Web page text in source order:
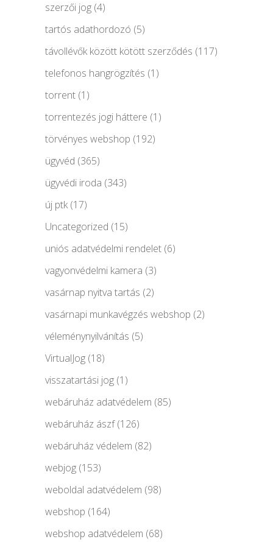
szerzői jog (4)
tartós adathordozó (5)
távollévők között kötött szerződés (117)
telefonos hangrögzítés (1)
torrent (1)
torrentezés jogi háttere (1)
törvényes webshop (192)
ügyvéd (365)
ügyvédi iroda (343)
új ptk(17)
Uncategorized (15)
uniós adatvédelmi rendelet (6)
vagyonvédelmi kamera (3)
vasárnap nyitva tartás (2)
vasárnapi munkavégzés webshop (2)
véleménynyilvánítás (5)
VirtualJog (18)
visszatartási jog (1)
webáruház adatvédelem (85)
webáruház ászf(126)
webáruház védelem (82)
webjog (153)
weboldal adatvédelem (98)
webshop (164)
webshop adatvédelem (68)